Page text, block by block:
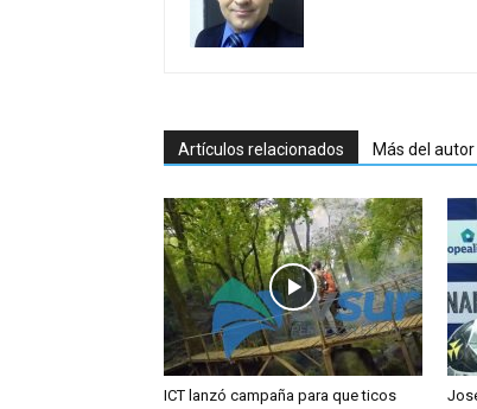
Artículos relacionados Más del autor
ICT lanzó campaña para que ticos